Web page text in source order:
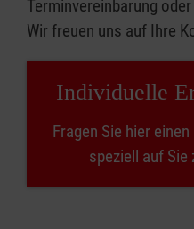
Terminvereinbarung
Wir freuen uns auf Ihre
Individuelle
Fragen Sie hier
speziell auf